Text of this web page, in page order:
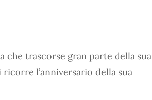
che trascorse gran parte della sua
l’anniversario della sua